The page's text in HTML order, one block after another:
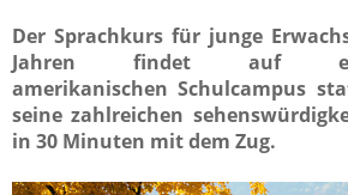
Der Sprachkurs für junge
Jahren findet auf
amerikanischen Schulcampus
seine zahlreichen
in 30 Minuten mit dem Zug.